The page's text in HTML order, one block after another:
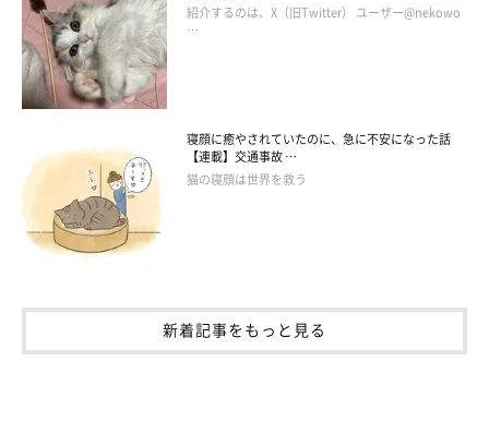
紹介するのは、X（旧Twitter） ユーザー@nekowo
…
寝顔に癒やされていたのに、急に不安になった話
【連載】交通事故 …
猫の寝顔は世界を救う
新着記事をもっと見る